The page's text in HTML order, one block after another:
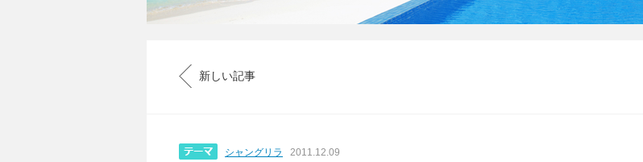
新しい記事
シャングリラ 2011.12.09